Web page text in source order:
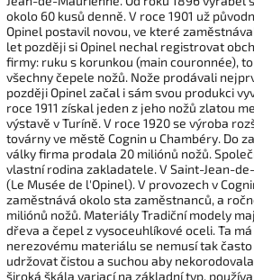
okolo 60 kusů denně. V roce 1901 už
Opinel postavil novou, ve které
let později si Opinel nechal registrovat
firmy: ruku s korunkou (main couronnée),
všechny čepele nožů. Nože prodávali
později Opinel začal i sám svou produkci
roce 1911 získal jeden z jeho nožů zlatou
výstavě v Turíně. V roce 1920 se výroba
továrny ve městě Cognin u Chambéry. Do
války firma prodala 20 miliónů nožů.
vlastní rodina zakladatele. V Saint-Jean-
(Le Musée de l'Opinel). V provozech v
zaměstnává okolo sta zaměstnanců, a
miliónů nožů. Materiály Tradiční modely
dřeva a čepel z vysoceuhlíkové oceli. Ta
nerezovému materiálu se nemusí tak
udržovat čistou a suchou aby
široká škála variací na základní typ,